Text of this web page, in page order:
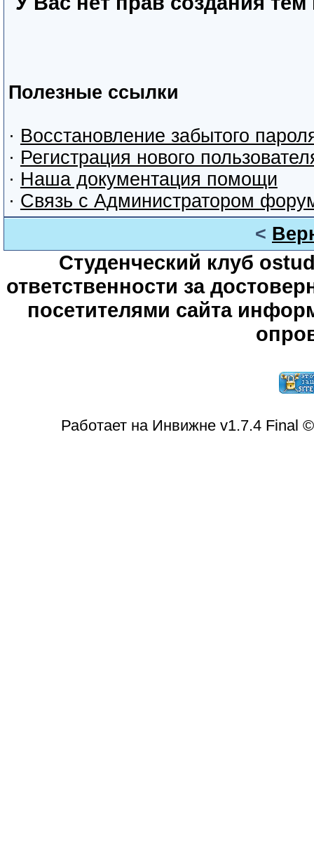
Полезные ссылки
· Восстановление забытого
· Регистрация нового
· Наша документация помощи
· Связь с Администратором
<
Студенческий клуб
ответственности за
посетителями сайта
Работает на Инвижне v1.7.4 Final